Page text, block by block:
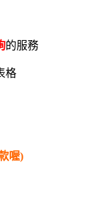
的服務
格
喔)